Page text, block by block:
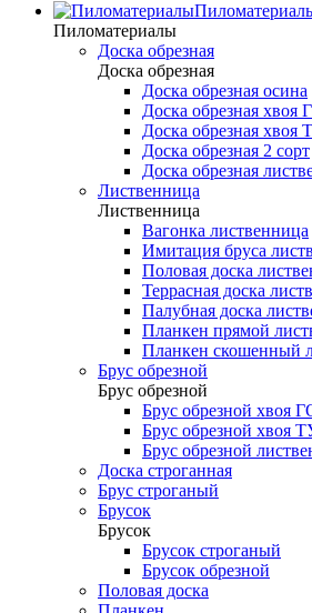
Пиломатериалы
Доска обрезная
Доска обрезная
Доска обрезная осина
Доска обрезная хвоя
Доска обрезная хвоя
Доска обрезная 2 сорт
Доска обрезная
Лиственница
Лиственница
Вагонка лиственница
Имитация бруса
Половая доска
Террасная доска
Палубная доска
Планкен прямой
Планкен скошенный
Брус обрезной
Брус обрезной
Брус обрезной хвоя
Брус обрезной хвоя
Брус обрезной
Доска строганная
Брус строганый
Брусок
Брусок
Брусок строганый
Брусок обрезной
Половая доска